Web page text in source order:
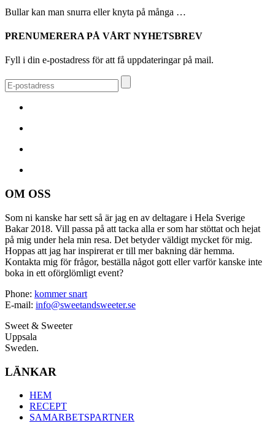
Bullar kan man snurra eller knyta på många …
PRENUMERERA PÅ VÅRT NYHETSBREV
Fyll i din e-postadress för att få uppdateringar på mail.
OM OSS
Som ni kanske har sett så är jag en av deltagare i Hela Sverige
Bakar 2018. Vill passa på att tacka alla er som har stöttat och hejat
på mig under hela min resa. Det betyder väldigt mycket för mig.
Hoppas att jag har inspirerat er till mer bakning där hemma.
Kontakta mig för frågor, beställa något gott eller varför kanske inte
boka in ett oförglömligt event?
Phone: kommer snart
E-mail: info@sweetandsweeter.se
Sweet & Sweeter
Uppsala
Sweden.
LÄNKAR
HEM
RECEPT
SAMARBETSPARTNER